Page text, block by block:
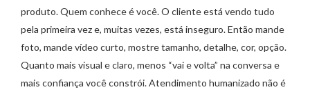
produto. Quem conhece é você. O cliente está vendo tudo
pela primeira vez e, muitas vezes, está inseguro. Então mande
foto, mande vídeo curto, mostre tamanho, detalhe, cor, opção.
Quanto mais visual e claro, menos “vai e volta” na conversa e
mais confiança você constrói. Atendimento humanizado não é